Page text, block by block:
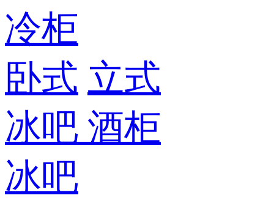
冷柜
卧式 立式
冰吧 酒柜
冰吧